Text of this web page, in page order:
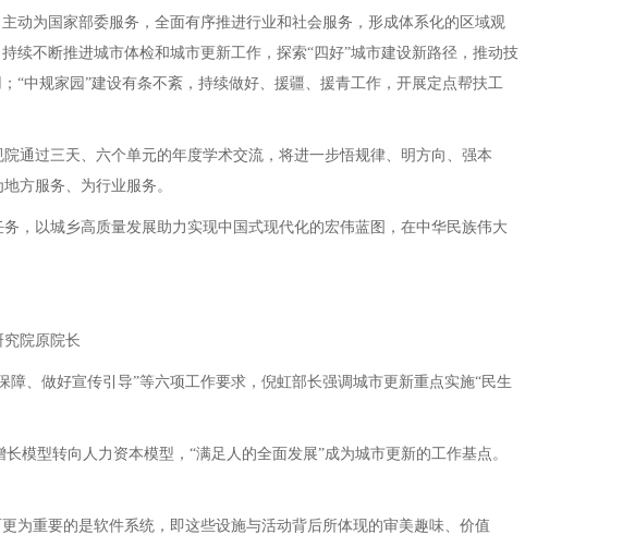
为国家部委服务，全面有序推进行业和社会服务，形成体系化的区域观
续不断推进城市体检和城市更新工作，探索“四好”城市建设新路径，推动技
“中规家园”建设有条不紊，持续做好、援疆、援青工作，开展定点帮扶工
过三天、六个单元的年度学术交流，将进一步悟规律、明方向、强本
方服务、为行业服务。
以城乡高质量发展助力实现中国式现代化的宏伟蓝图，在中华民族伟大
院原院长
、做好宣传引导”等六项工作要求，倪虹部长强调城市更新重点实施“民生
型转向人力资本模型，“满足人的全面发展”成为城市更新的工作基点。
重要的是软件系统，即这些设施与活动背后所体现的审美趣味、价值